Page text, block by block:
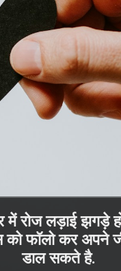
रोज लड़ाई झगड़े
को फॉलो कर अपने
डाल सकते है.